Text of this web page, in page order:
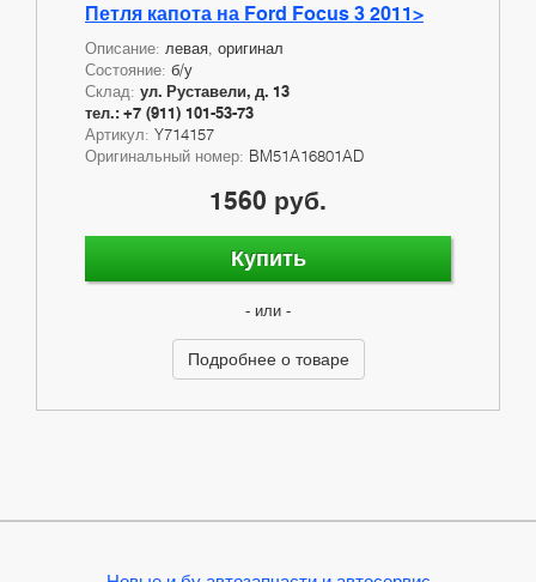
Петля капота на Ford Focus 3 2011>
Описание: левая, оригинал
Состояние: б/у
Склад: ул. Руставели, д. 13
тел.: +7 (911) 101-53-73
Артикул: Y714157
Оригинальный номер: BM51A16801AD
1560 руб.
Купить
- или -
Подробнее о товаре